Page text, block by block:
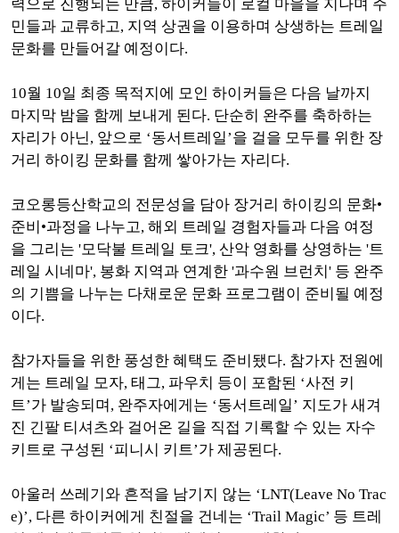
력으로 진행되는 만큼, 하이커들이 로컬 마을을 지나며 주
민들과 교류하고, 지역 상권을 이용하며 상생하는 트레일
문화를 만들어갈 예정이다.
10월 10일 최종 목적지에 모인 하이커들은 다음 날까지
마지막 밤을 함께 보내게 된다. 단순히 완주를 축하하는
자리가 아닌, 앞으로 ‘동서트레일’을 걸을 모두를 위한 장
거리 하이킹 문화를 함께 쌓아가는 자리다.
코오롱등산학교의 전문성을 담아 장거리 하이킹의 문화•
준비•과정을 나누고, 해외 트레일 경험자들과 다음 여정
을 그리는 '모닥불 트레일 토크', 산악 영화를 상영하는 '트
레일 시네마', 봉화 지역과 연계한 '과수원 브런치' 등 완주
의 기쁨을 나누는 다채로운 문화 프로그램이 준비될 예정
이다.
참가자들을 위한 풍성한 혜택도 준비됐다. 참가자 전원에
게는 트레일 모자, 태그, 파우치 등이 포함된 ‘사전 키
트’가 발송되며, 완주자에게는 ‘동서트레일’ 지도가 새겨
진 긴팔 티셔츠와 걸어온 길을 직접 기록할 수 있는 자수
키트로 구성된 ‘피니시 키트’가 제공된다.
아울러 쓰레기와 흔적을 남기지 않는 ‘LNT(Leave No Trac
e)’, 다른 하이커에게 친절을 건네는 ‘Trail Magic’ 등 트레